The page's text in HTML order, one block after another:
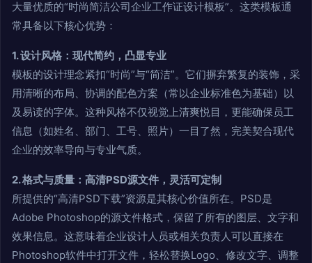
大量优质的“时尚简洁公司企业工作证设计模板”。这类模板通
常具备以下核心优势：
1. 设计风格：现代简约，凸显专业
模板的设计理念紧扣“时尚”与“简洁”。它们摒弃繁复的装饰，采
用清晰的布局、协调的配色方案（常以企业标准色为基础）以
及易读的字体。这种风格不仅视觉上清爽悦目，更能确保员工
信息（如姓名、部门、工号、照片）一目了然，完美契合现代
企业的效率导向与专业气质。
2. 格式与质量：高清PSD源文件，灵活可定制
所提供的“高清PSD下载”资源是其核心价值所在。PSD是
Adobe Photoshop的源文件格式，保留了所有的图层、文字和
效果信息。这意味着企业设计人员或相关负责人可以直接在
Photoshop软件中打开文件，轻松替换Logo、修改文字、调整